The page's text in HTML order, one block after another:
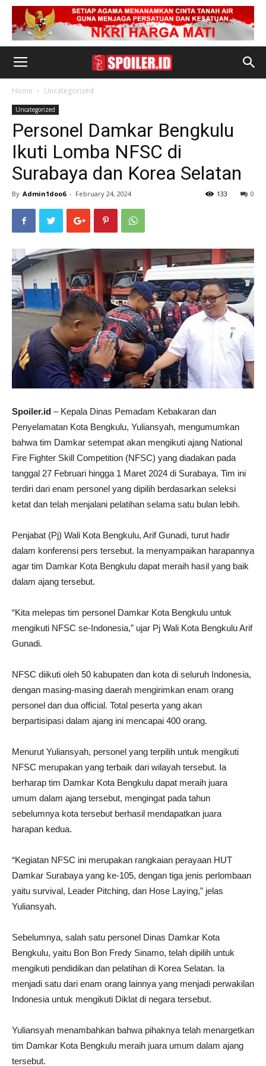
Home Uncategorized
Uncategorized
Personel Damkar Bengkulu
Ikuti Lomba NFSC di
Surabaya dan Korea Selatan
By Admin1doo6 - February 24, 2024 0
133
Spoiler.id – Kepala Dinas Pemadam Kebakaran dan
Penyelamatan Kota Bengkulu, Yuliansyah, mengumumkan
bahwa tim Damkar setempat akan mengikuti ajang National
Fire Fighter Skill Competition (NFSC) yang diadakan pada
tanggal 27 Februari hingga 1 Maret 2024 di Surabaya. Tim ini
terdiri dari enam personel yang dipilih berdasarkan seleksi
ketat dan telah menjalani pelatihan selama satu bulan lebih.
Penjabat (Pj) Wali Kota Bengkulu, Arif Gunadi, turut hadir
dalam konferensi pers tersebut. Ia menyampaikan harapannya
agar tim Damkar Kota Bengkulu dapat meraih hasil yang baik
dalam ajang tersebut.
“Kita melepas tim personel Damkar Kota Bengkulu untuk
mengikuti NFSC se-Indonesia,” ujar Pj Wali Kota Bengkulu Arif
Gunadi.
NFSC diikuti oleh 50 kabupaten dan kota di seluruh Indonesia,
dengan masing-masing daerah mengirimkan enam orang
personel dan dua official. Total peserta yang akan
berpartisipasi dalam ajang ini mencapai 400 orang.
Menurut Yuliansyah, personel yang terpilih untuk mengikuti
NFSC merupakan yang terbaik dari wilayah tersebut. Ia
berharap tim Damkar Kota Bengkulu dapat meraih juara
umum dalam ajang tersebut, mengingat pada tahun
sebelumnya kota tersebut berhasil mendapatkan juara
harapan kedua.
“Kegiatan NFSC ini merupakan rangkaian perayaan HUT
Damkar Surabaya yang ke-105, dengan tiga jenis perlombaan
yaitu survival, Leader Pitching, dan Hose Laying,” jelas
Yuliansyah.
Sebelumnya, salah satu personel Dinas Damkar Kota
Bengkulu, yaitu Bon Bon Fredy Sinamo, telah dipilih untuk
mengikuti pendidikan dan pelatihan di Korea Selatan. Ia
menjadi satu dari enam orang lainnya yang menjadi perwakilan
Indonesia untuk mengikuti Diklat di negara tersebut.
Yuliansyah menambahkan bahwa pihaknya telah menargetkan
tim Damkar Kota Bengkulu meraih juara umum dalam ajang
tersebut.